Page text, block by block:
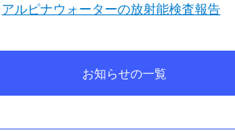
アルピナウォーターの放射能検査報告
お知らせの一覧